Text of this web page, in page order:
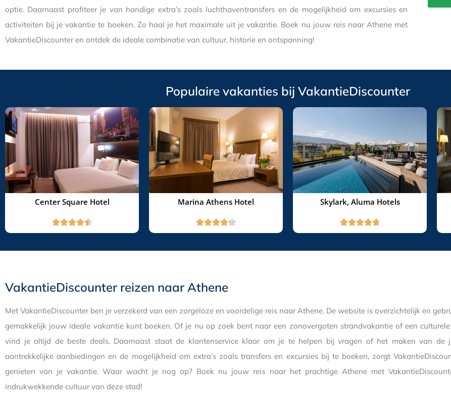
optie. Daarnaast profiteer je van handige extra’s zoals luchthaventransfers en de mogelijkheid om excursies en
activiteiten bij je vakantie te boeken. Zo haal je het maximale uit je vakantie. Boek nu jouw reis naar Athene met
VakantieDiscounter en ontdek de ideale combinatie van cultuur, historie en ontspanning!
Populaire vakanties bij VakantieDiscounter
Center Square Hotel

Marina Athens Hotel

Skylark, Aluma Hotels

VakantieDiscounter reizen naar Athene
Met VakantieDiscounter ben je verzekerd van een zorgeloze en voordelige reis naar Athene. De website is overzichtelijk en
gemakkelijk jouw ideale vakantie kunt boeken. Of je nu op zoek bent naar een zonovergoten strandvakantie of een
vind je altijd de beste deals. Daarnaast staat de klantenservice klaar om je te helpen bij vragen of het maken van de
aantrekkelijke aanbiedingen en de mogelijkheid om extra’s zoals transfers en excursies bij te boeken, zorgt
genieten van je vakantie. Waar wacht je nog op? Boek nu jouw reis naar het prachtige Athene met
indrukwekkende cultuur van deze stad!